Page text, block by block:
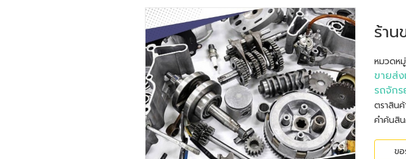
ร้าน
หมวดห
ขายส่
รถจัก
ตราสินค้
คำค้นสิ
ขอ